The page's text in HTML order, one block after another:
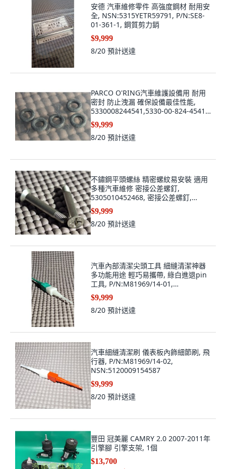
安德 汽車維修零件 高強度鋼材 耐用安
全, NSN:5315YETR59791, P/N:SE8-
01-361-1, 鋼質剪力銷
$9,999
8/20 預計送達
PARCO O'RING汽車維護設備用 耐用
密封 防止洩漏 確保設備最佳性能,
5330008244541,5330-00-824-4541
5331-00-292-0577, MS28775-007,
墊圈/O型環/膠圈
$9,999
8/20 預計送達
不鏽鋼平頭螺絲 精密螺紋易安裝 適用
多種汽車維修 密接公差螺釘,
5305010452468, 密接公差螺釘,
NAS1153E15
$9,999
8/20 預計送達
汽車內部清潔尖頭工具 細縫清潔神器
多功能用途 輕巧易攜帶, 綠白進退pin
工具, P/N:M81969/14-01,
NSN:5120000180575
$9,999
8/20 預計送達
汽車細縫清潔刷 儀表板內飾細節刷, 飛
行器, P/N:M81969/14-02,
NSN:5120009154587
$9,999
8/20 預計送達
豐田 冠美麗 CAMRY 2.0 2007-2011年
引擎腳 引擎支架, 1個
$13,700